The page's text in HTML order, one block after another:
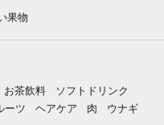
果物
お茶飲料
ソフトドリンク
ーツ ヘアケア 肉 ウナギ